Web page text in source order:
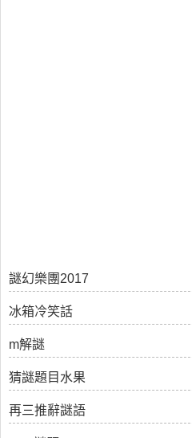
謎幻樂團2017
冰箱冷笑話
m解謎
猜謎題目水果
再三推辭謎語